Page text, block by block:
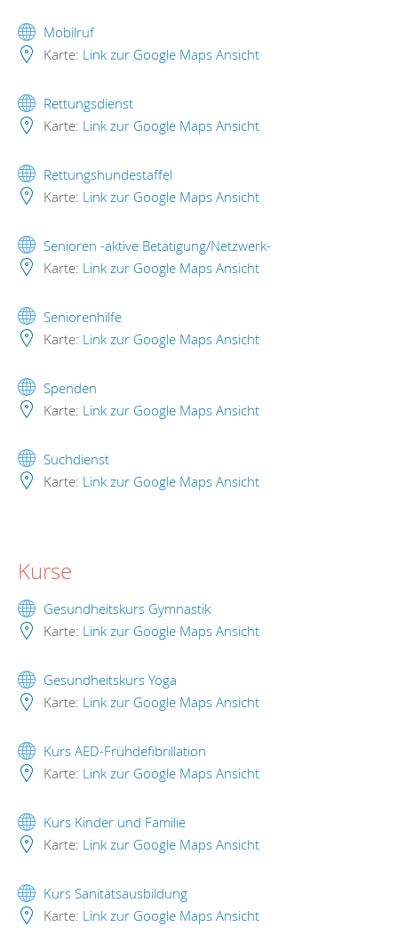
Mobilruf
Karte: Link zur Google Maps Ansicht
Rettungsdienst
Karte: Link zur Google Maps Ansicht
Rettungshundestaffel
Karte: Link zur Google Maps Ansicht
Senioren -aktive Betätigung/Netzwerk-
Karte: Link zur Google Maps Ansicht
Seniorenhilfe
Karte: Link zur Google Maps Ansicht
Spenden
Karte: Link zur Google Maps Ansicht
Suchdienst
Karte: Link zur Google Maps Ansicht
Kurse
Gesundheitskurs Gymnastik
Karte: Link zur Google Maps Ansicht
Gesundheitskurs Yoga
Karte: Link zur Google Maps Ansicht
Kurs AED-Frühdefibrillation
Karte: Link zur Google Maps Ansicht
Kurs Kinder und Familie
Karte: Link zur Google Maps Ansicht
Kurs Sanitätsausbildung
Karte: Link zur Google Maps Ansicht